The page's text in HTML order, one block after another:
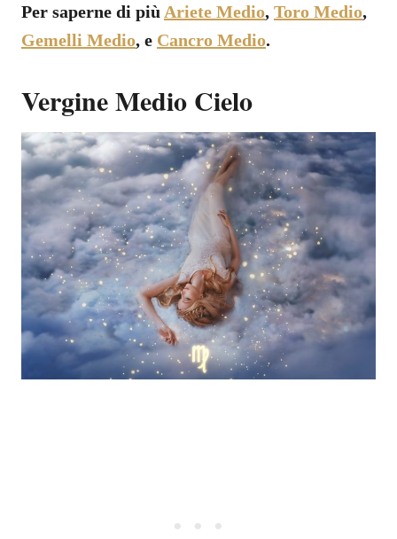
Per saperne di più Ariete Medio, Toro Medio,
Gemelli Medio, e Cancro Medio.
Vergine Medio Cielo